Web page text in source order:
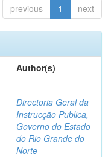
previous 1 next
Author(s)
Directoria Geral da
Instrucção Publica,
Governo do Estado
do Rio Grande do
Norte